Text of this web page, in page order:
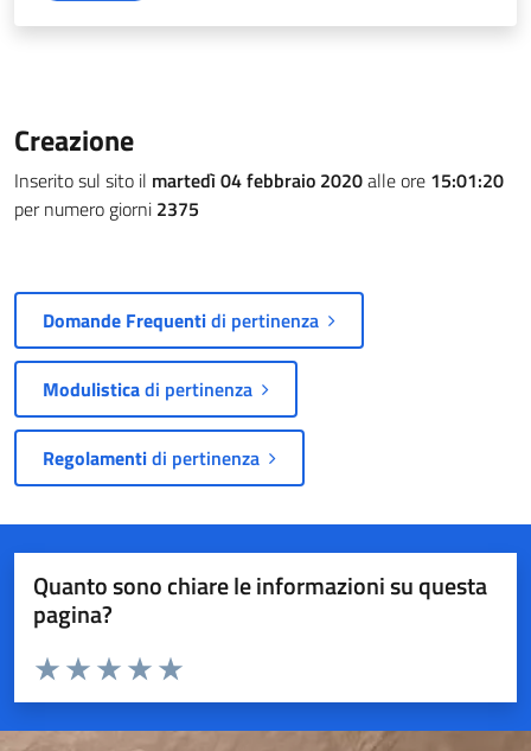
Creazione
Inserito sul sito il martedì 04 febbraio 2020alle ore 15:01:20
per numero giorni 2375
Domande Frequentidi pertinenza
Modulisticadi pertinenza
Regolamentidi pertinenza
Quanto sono chiare le informazioni su questa
pagina?
Valuta da 1 a 5 stelle la pagina
Valuta 5 stelle su 5
Valuta 4 stelle su 5
Valuta 3 stelle su 5
Valuta 2 stelle su 5
Valuta 1 stelle su 5